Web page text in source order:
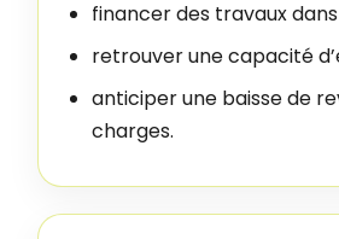
financer des travaux
retrouver une capacité
anticiper une baisse de
charges.